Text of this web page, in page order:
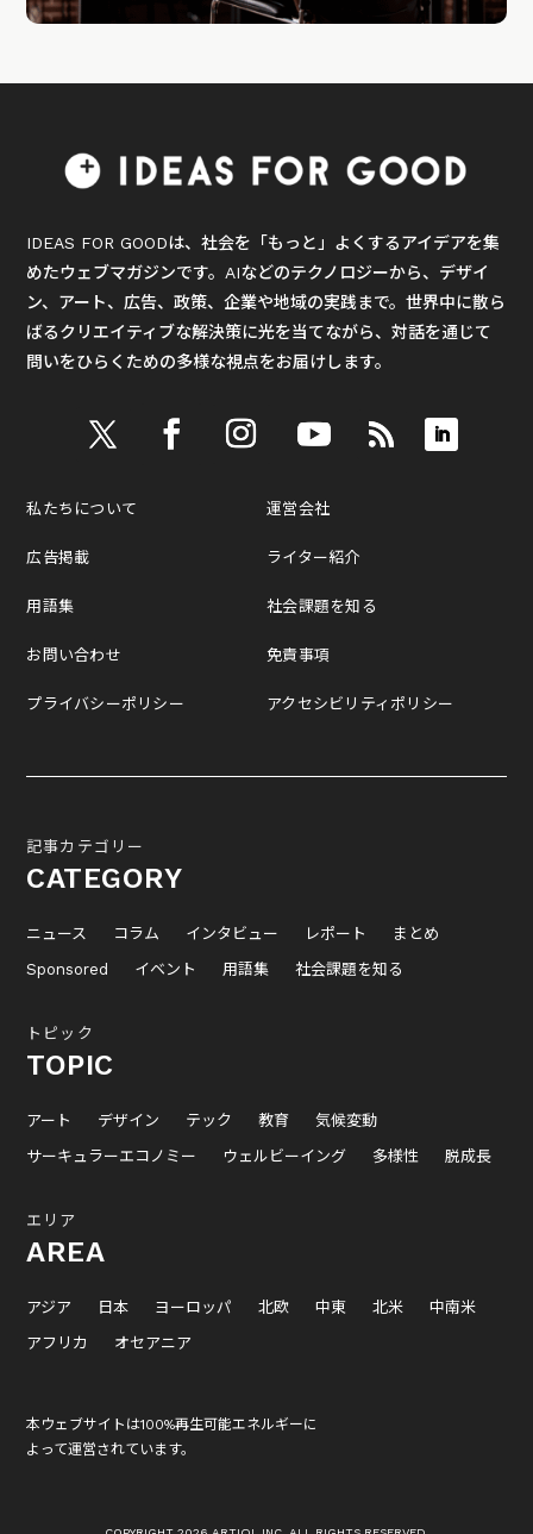
IDEAS FOR GOODは、社会を「もっと」よくするアイデアを集
めたウェブマガジンです。AIなどのテクノロジーから、デザイ
ン、アート、広告、政策、企業や地域の実践まで。世界中に散ら
ばるクリエイティブな解決策に光を当てながら、対話を通じて
問いをひらくための多様な視点をお届けします。
私たちについて
広告掲載
用語集
お問い合わせ
プライバシーポリシー
運営会社
ライター紹介
社会課題を知る
免責事項
アクセシビリティポリシー
記事カテゴリー
CATEGORY
ニュース コラム インタビュー レポート
まとめ
Sponsored
イベント 用語集 社会課題を知る
トピック
TOPIC
アート デザイン テック 教育
気候変動
サーキュラーエコノミー
ウェルビーイング 多様性 脱成長
エリア
AREA
アジア 日本 ヨーロッパ 北欧 中東 北米
中南米
アフリカ
オセアニア
本ウェブサイトは100%再生可能エネルギーに
よって運営されています。